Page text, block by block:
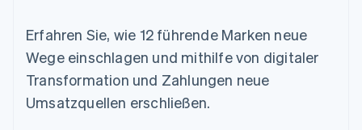
125
Zahlungen vor Ort
Authorization
Optimierung der
SaaS
Nach Branche
Abonnementverwaltung
So setzen Sie
nutzungsbasierte
Abrechnung um
Stablecoin-gestützte
Stripe Sessions
Karriere
Newsroom
Stripe Press
Erfahren Sie, wie 12 führende Marken neue
Wege einschlagen und mithilfe von digitaler
Transformation und Zahlungen neue
Umsatzquellen erschließen.